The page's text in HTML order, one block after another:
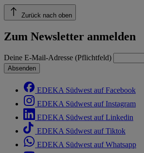
Zurück nach oben
Zum Newsletter anmelden
Deine E-Mail-Adresse (Pflichtfeld)
Absenden
EDEKA Südwest auf Facebook
EDEKA Südwest auf Instagram
EDEKA Südwest auf Linkedin
EDEKA Südwest auf Tiktok
EDEKA Südwest auf Whatsapp